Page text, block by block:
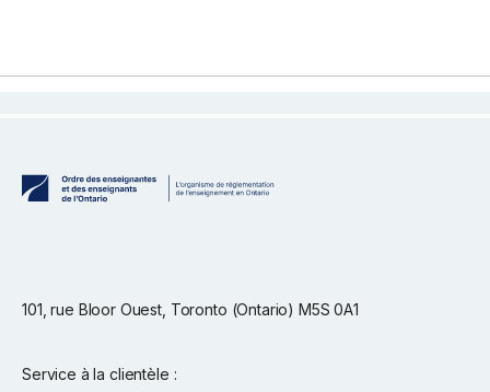
101, rue Bloor Ouest, Toronto (Ontario) M5S 0A1
Service à la clientèle :